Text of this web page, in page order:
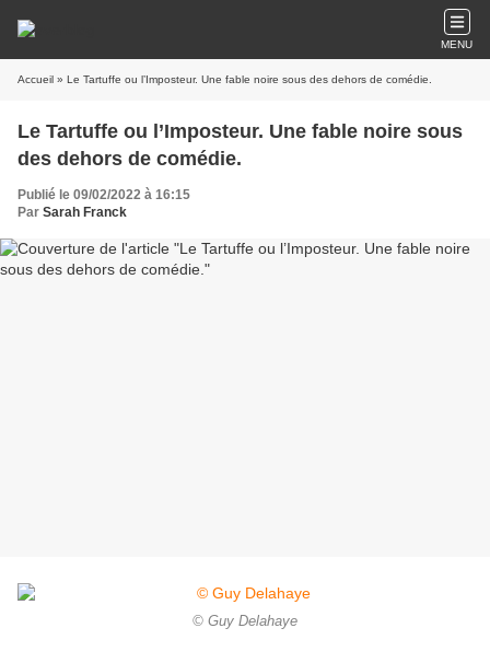
MENU
Accueil » Le Tartuffe ou l’Imposteur. Une fable noire sous des dehors de comédie.
Le Tartuffe ou l’Imposteur. Une fable noire sous
des dehors de comédie.
Publié le 09/02/2022 à 16:15
Par Sarah Franck
© Guy Delahaye